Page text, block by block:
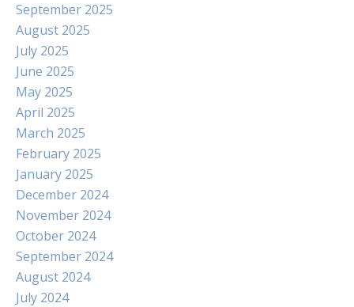
September 2025
August 2025
July 2025
June 2025
May 2025
April 2025
March 2025
February 2025
January 2025
December 2024
November 2024
October 2024
September 2024
August 2024
July 2024